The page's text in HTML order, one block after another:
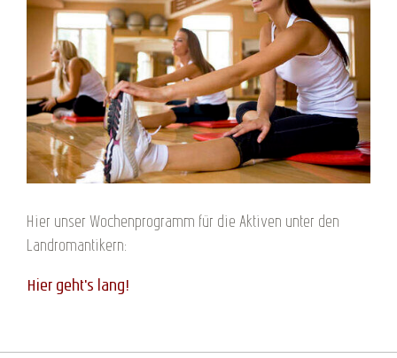
Hier unser Wochenprogramm für die Aktiven unter den
Landromantikern:
Hier geht's lang!